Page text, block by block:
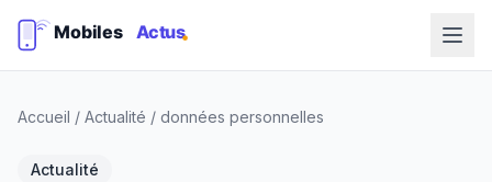
Accueil / Actualité / données personnelles
Actualité